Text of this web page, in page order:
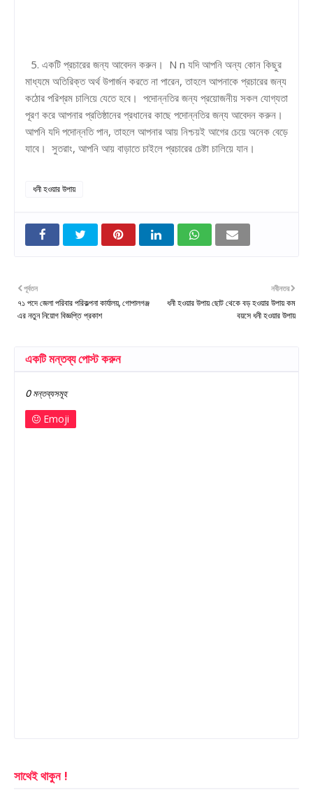
5. একটি প্রচারের জন্য আবেদন করুন। N n যদি আপনি অন্য কোন কিছুর
মাধ্যমে অতিরিক্ত অর্থ উপার্জন করতে না পারেন, তাহলে আপনাকে প্রচারের জন্য
কঠোর পরিশ্রম চালিয়ে যেতে হবে। পদোন্নতির জন্য প্রয়োজনীয় সকল যোগ্যতা
পূরণ করে আপনার প্রতিষ্ঠানের প্রধানের কাছে পদোন্নতির জন্য আবেদন করুন।
আপনি যদি পদোন্নতি পান, তাহলে আপনার আয় নিশ্চয়ই আগের চেয়ে অনেক বেড়ে
যাবে। সুতরাং, আপনি আয় বাড়াতে চাইলে প্রচারের চেষ্টা চালিয়ে যান।
ধনী হওয়ার উপায়
নবীনতর
ধনী হওয়ার উপায় ছোট থেকে বড় হওয়ার উপায় কম
বয়সে ধনী হওয়ার উপায়
পূর্বতন
৭১ পদে জেলা পরিবার পরিকল্পনা কার্যালয়, গোপালগঞ্জ
এর নতুন নিয়োগ বিজ্ঞপ্তি প্রকাশ
একটি মন্তব্য পোস্ট করুন
0 মন্তব্যসমূহ
Emoji
সাথেই থাকুন !